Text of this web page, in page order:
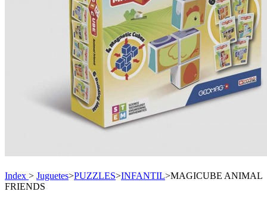
Index > Juguetes>PUZZLES>INFANTIL>MAGICUBE ANIMAL
FRIENDS